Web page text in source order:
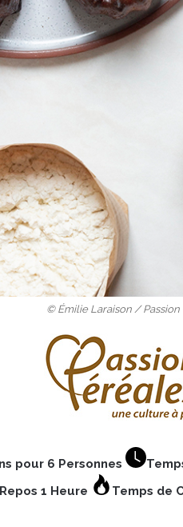
© Émilie Laraison / Passion
pour 6 Personnes
Repos 1 Heure
Temps de